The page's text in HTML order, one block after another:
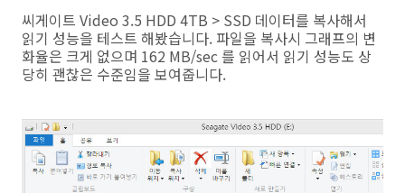
씨게이트 Video 3.5 HDD 4TB > SSD 데이터를 복사해서
읽기 성능을 테스트 해봤습니다. 파일을 복사시 그래프의 변
화율은 크게 없으며 162 MB/sec 를 읽어서 읽기 성능도 상
당히 괜찮은 수준임을 보여줍니다.